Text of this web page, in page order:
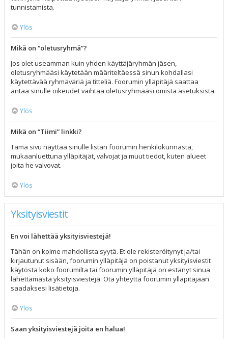
tunnistamista.
Ylös
Mikä on “oletusryhmä”?
Jos olet useamman kuin yhden käyttäjäryhmän jäsen,
oletusryhmääsi käytetään määriteltäessä sinun kohdallasi
käytettävää ryhmäväriä ja titteliä. Foorumin ylläpitäjä saattaa
antaa sinulle oikeudet vaihtaa oletusryhmääsi omista asetuksista.
Ylös
Mikä on “Tiimi” linkki?
Tämä sivu näyttää sinulle listan foorumin henkilökunnasta,
mukaanluettuna ylläpitäjät, valvojat ja muut tiedot, kuten alueet
joita he valvovat.
Ylös
Yksityisviestit
En voi lähettää yksityisviestejä!
Tähän on kolme mahdollista syytä. Et ole rekisteröitynyt ja/tai
kirjautunut sisään, foorumin ylläpitäjä on poistanut yksityisviestit
käytöstä koko foorumilta tai foorumin ylläpitäjä on estänyt sinua
lähettämästä yksityisviestejä. Ota yhteyttä foorumin ylläpitäjään
saadaksesi lisätietoja.
Ylös
Saan yksityisviestejä joita en halua!